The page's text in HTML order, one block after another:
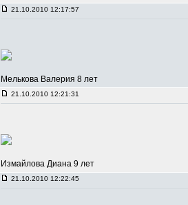
21.10.2010 12:17:57
Мелькова Валерия 8 лет
21.10.2010 12:21:31
Измайлова Диана 9 лет
21.10.2010 12:22:45